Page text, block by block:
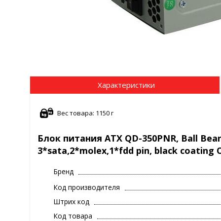
Характеристики
Вес товара: 1150 г
Блок питания ATX QD-350PNR, Ball
3*sata,2*molex,1*fdd pin, black coating
Бренд
Код производителя
Штрих код
Код товара